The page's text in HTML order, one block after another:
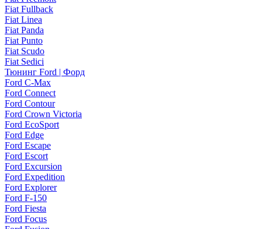
Fiat Fullback
Fiat Linea
Fiat Panda
Fiat Punto
Fiat Scudo
Fiat Sedici
Тюнинг Ford | Форд
Ford C-Max
Ford Connect
Ford Contour
Ford Crown Victoria
Ford EcoSport
Ford Edge
Ford Escape
Ford Escort
Ford Excursion
Ford Expedition
Ford Explorer
Ford F-150
Ford Fiesta
Ford Focus